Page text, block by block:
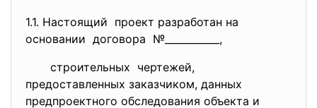
1.1. Настоящий проект разработан на
основании договора №___________,
строительных чертежей,
предоставленных заказчиком, данных
предпроектного обследования объекта и